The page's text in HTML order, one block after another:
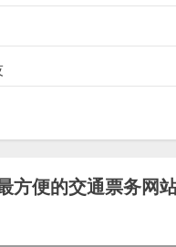
方便的交通票务网